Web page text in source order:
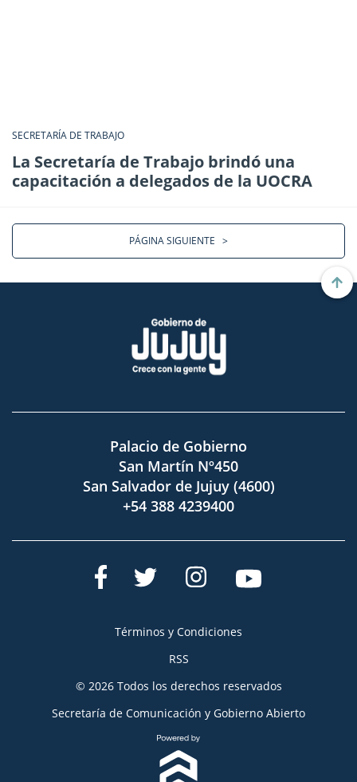
SECRETARÍA DE TRABAJO
La Secretaría de Trabajo brindó una
capacitación a delegados de la UOCRA
PÁGINA SIGUIENTE >
Palacio de Gobierno
San Martín Nº450
San Salvador de Jujuy (4600)
+54 388 4239400
Términos y Condiciones
RSS
© 2026 Todos los derechos reservados
Secretaría de Comunicación y Gobierno Abierto